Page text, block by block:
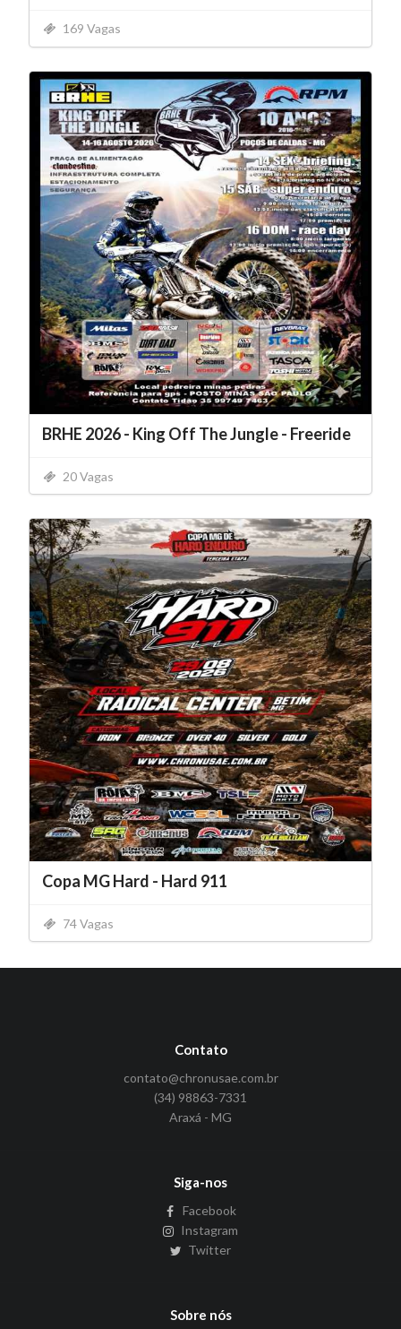
169 Vagas
BRHE 2026 - King Off The Jungle - Freeride
20 Vagas
Copa MG Hard - Hard 911
74 Vagas
Contato
contato@chronusae.com.br
(34) 98863-7331
Araxá - MG
Siga-nos
Facebook
Instagram
Twitter
Sobre nós